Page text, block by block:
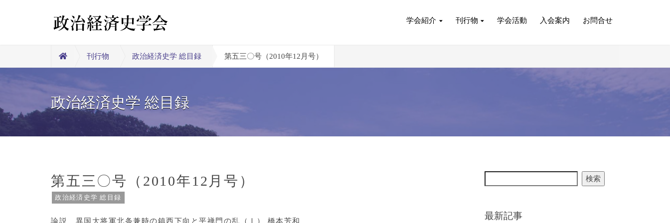
学会紹介 刊行物 学会活動 入会案内 お問合せ
刊行物 政治経済史学 総目録 第五三〇号（2010年12月号）
政治経済史学 総目録
第五三〇号（2010年12月号）
政治経済史学 総目録
論説 異国大将軍北条兼時の鎮西下向と平禅門の乱（Ⅰ） 橋本芳和
検索
最新記事